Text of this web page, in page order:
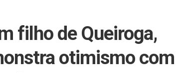
filho de Queiroga,
otimismo com